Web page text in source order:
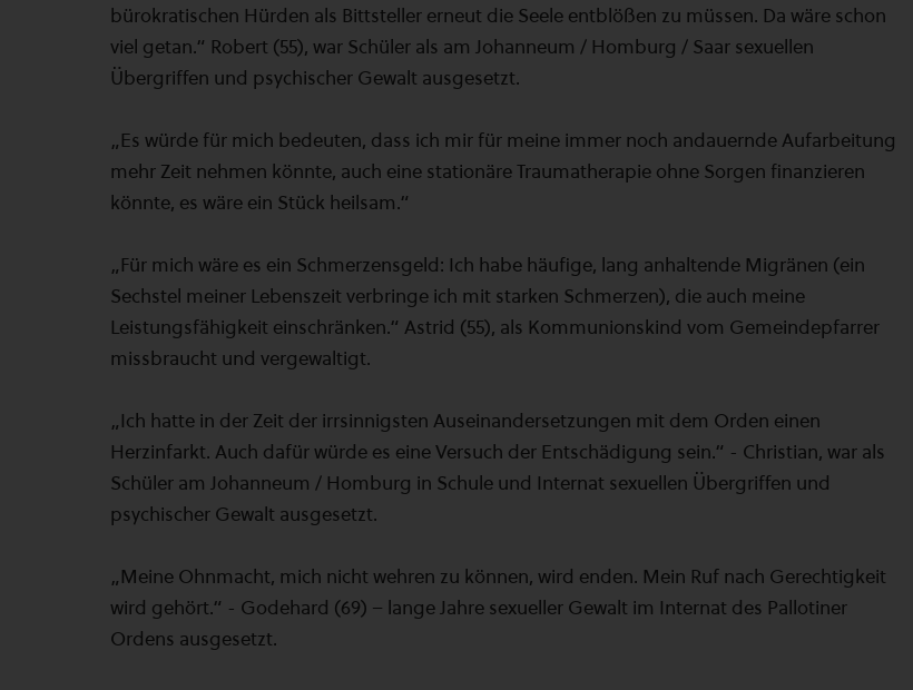
bürokratischen Hürden als Bittsteller erneut die Seele entblößen zu müssen. Da wäre schon
viel getan.“ Robert (55), war Schüler als am Johanneum / Homburg / Saar sexuellen
Übergriffen und psychischer Gewalt ausgesetzt.
„Es würde für mich bedeuten, dass ich mir für meine immer noch andauernde Aufarbeitung
mehr Zeit nehmen könnte, auch eine stationäre Traumatherapie ohne Sorgen finanzieren
könnte, es wäre ein Stück heilsam.“
„Für mich wäre es ein Schmerzensgeld: Ich habe häufige, lang anhaltende Migränen (ein
Sechstel meiner Lebenszeit verbringe ich mit starken Schmerzen), die auch meine
Leistungsfähigkeit einschränken.“ Astrid (55), als Kommunionskind vom Gemeindepfarrer
missbraucht und vergewaltigt.
„Ich hatte in der Zeit der irrsinnigsten Auseinandersetzungen mit dem Orden einen
Herzinfarkt. Auch dafür würde es eine Versuch der Entschädigung sein.“ - Christian, war als
Schüler am Johanneum / Homburg in Schule und Internat sexuellen Übergriffen und
psychischer Gewalt ausgesetzt.
„Meine Ohnmacht, mich nicht wehren zu können, wird enden. Mein Ruf nach Gerechtigkeit
wird gehört.“ - Godehard (69) – lange Jahre sexueller Gewalt im Internat des Pallotiner
Ordens ausgesetzt.